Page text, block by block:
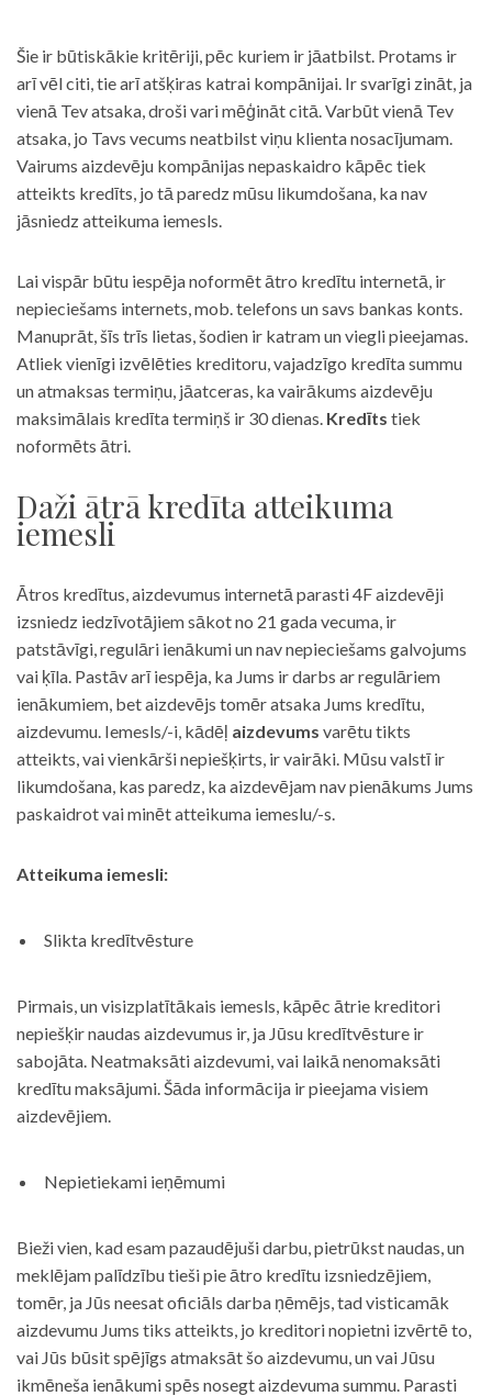
Šie ir būtiskākie kritēriji, pēc kuriem ir jāatbilst. Protams ir
arī vēl citi, tie arī atšķiras katrai kompānijai. Ir svarīgi zināt, ja
vienā Tev atsaka, droši vari mēģināt citā. Varbūt vienā Tev
atsaka, jo Tavs vecums neatbilst viņu klienta nosacījumam.
Vairums aizdevēju kompānijas nepaskaidro kāpēc tiek
atteikts kredīts, jo tā paredz mūsu likumdošana, ka nav
jāsniedz atteikuma iemesls.
Lai vispār būtu iespēja noformēt ātro kredītu internetā, ir
nepieciešams internets, mob. telefons un savs bankas konts.
Manuprāt, šīs trīs lietas, šodien ir katram un viegli pieejamas.
Atliek vienīgi izvēlēties kreditoru, vajadzīgo kredīta summu
un atmaksas termiņu, jāatceras, ka vairākums aizdevēju
maksimālais kredīta termiņš ir 30 dienas. Kredīts tiek
noformēts ātri.
Daži ātrā kredīta atteikuma
iemesli
Ātros kredītus, aizdevumus internetā parasti 4F aizdevēji
izsniedz iedzīvotājiem sākot no 21 gada vecuma, ir
patstāvīgi, regulāri ienākumi un nav nepieciešams galvojums
vai ķīla. Pastāv arī iespēja, ka Jums ir darbs ar regulāriem
ienākumiem, bet aizdevējs tomēr atsaka Jums kredītu,
aizdevumu. Iemesls/-i, kādēļ aizdevums varētu tikts
atteikts, vai vienkārši nepiešķirts, ir vairāki. Mūsu valstī ir
likumdošana, kas paredz, ka aizdevējam nav pienākums Jums
paskaidrot vai minēt atteikuma iemeslu/-s.
Atteikuma iemesli:
Slikta kredītvēsture
Pirmais, un visizplatītākais iemesls, kāpēc ātrie kreditori
nepiešķir naudas aizdevumus ir, ja Jūsu kredītvēsture ir
sabojāta. Neatmaksāti aizdevumi, vai laikā nenomaksāti
kredītu maksājumi. Šāda informācija ir pieejama visiem
aizdevējiem.
Nepietiekami ieņēmumi
Bieži vien, kad esam pazaudējuši darbu, pietrūkst naudas, un
meklējam palīdzību tieši pie ātro kredītu izsniedzējiem,
tomēr, ja Jūs neesat oficiāls darba ņēmējs, tad visticamāk
aizdevumu Jums tiks atteikts, jo kreditori nopietni izvērtē to,
vai Jūs būsit spējīgs atmaksāt šo aizdevumu, un vai Jūsu
ikmēneša ienākumi spēs nosegt aizdevuma summu. Parasti